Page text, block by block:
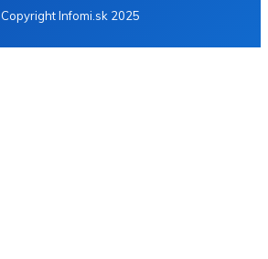
Infomi.sk 2025